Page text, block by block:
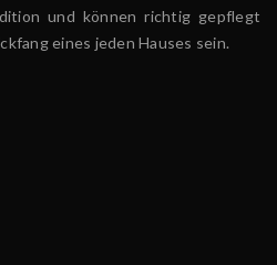
und können richtig gepflegt
eines jeden Hauses sein.